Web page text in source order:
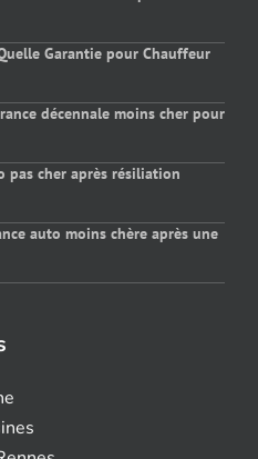
Garantie pour Chauffeur
décennale moins cher pour
pas cher après résiliation
auto moins chère après une